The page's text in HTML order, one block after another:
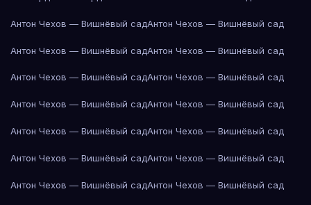
Антон Чехов — Вишнёвый садАнтон Чехов — Вишнёвый сад
Антон Чехов — Вишнёвый садАнтон Чехов — Вишнёвый сад
Антон Чехов — Вишнёвый садАнтон Чехов — Вишнёвый сад
Антон Чехов — Вишнёвый садАнтон Чехов — Вишнёвый сад
Антон Чехов — Вишнёвый садАнтон Чехов — Вишнёвый сад
Антон Чехов — Вишнёвый садАнтон Чехов — Вишнёвый сад
Антон Чехов — Вишнёвый садАнтон Чехов — Вишнёвый сад